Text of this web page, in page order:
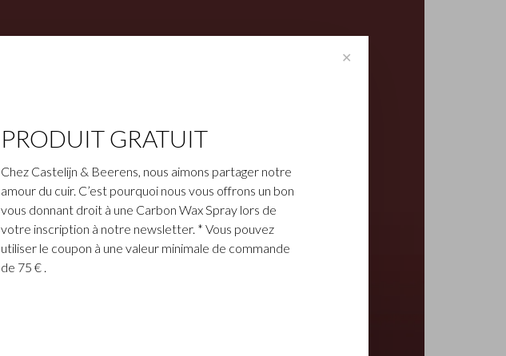
✕
PRODUIT GRATUIT
Chez Castelijn & Beerens, nous aimons partager notre
amour du cuir. C’est pourquoi nous vous offrons un bon
vous donnant droit à une Carbon Wax Spray lors de
votre inscription à notre newsletter. * Vous pouvez
utiliser le coupon à une valeur minimale de commande
de 75 € .